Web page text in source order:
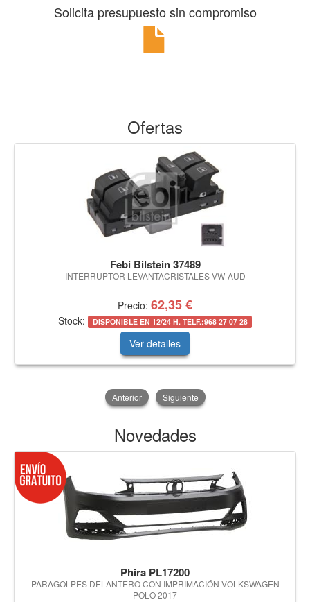
Solicita presupuesto sin compromiso
Ofertas
Febi Bilstein 37489
INTERRUPTOR LEVANTACRISTALES VW-AUD
Precio: 62,35 €
Stock: DISPONIBLE EN 12/24 H. TELF.:968 27 07 28
Ver detalles
Anterior Siguiente
Novedades
Phira PL17200
PARAGOLPES DELANTERO CON IMPRIMACIÓN VOLKSWAGEN
POLO 2017